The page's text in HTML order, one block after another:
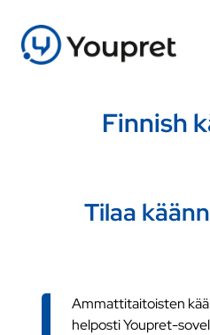
Finnish
Tilaa
Ammattitaitoisten
helposti Youpret-